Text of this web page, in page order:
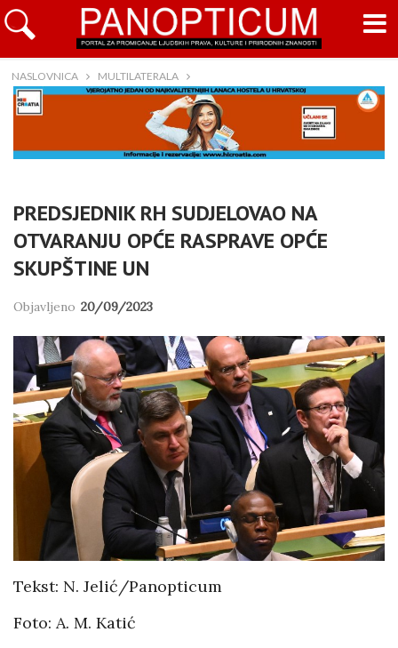
NASLOVNICA MULTILATERALA
PREDSJEDNIK RH SUDJELOVAO NA
OTVARANJU OPĆE RASPRAVE OPĆE
SKUPŠTINE UN
Objavljeno 20/09/2023
Tekst: N. Jelić/Panopticum
Foto: A. M. Katić